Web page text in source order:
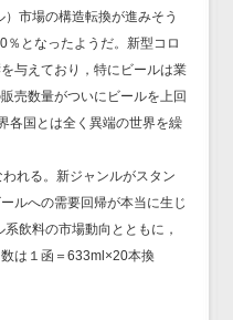
市場の構造転換が進みそう
となったようだ。新型コロ
与えており，特にビールは業
売数量がついにビールを上回
各国とは全く異端の世界を繰
れる。新ジャンルがスタン
ルへの需要回帰が本当に生じ
飲料の市場動向とともに，
は１函＝633ml×20本換